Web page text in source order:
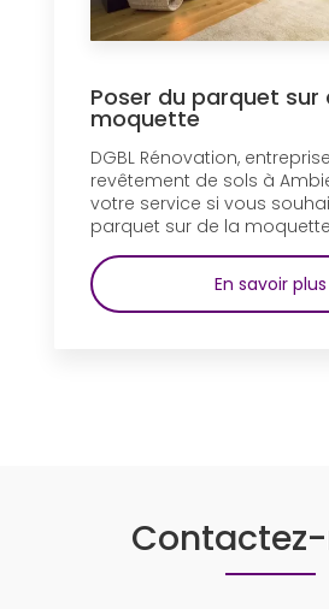
Poser du parquet sur
moquette
DGBL Rénovation,
revêtement de sols à
votre service si vous
parquet sur de la
En savoir plus